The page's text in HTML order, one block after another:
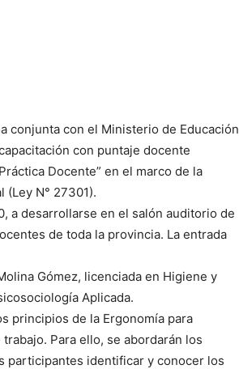
conjunta con el Ministerio de Educación
con puntaje docente
Docente” en el marco de la
(Ley N° 27301).
a desarrollarse en el salón auditorio de
de toda la provincia. La entrada
Gómez, licenciada en Higiene y
Aplicada.
principios de la Ergonomía para
Para ello, se abordarán los
participantes identificar y conocer los